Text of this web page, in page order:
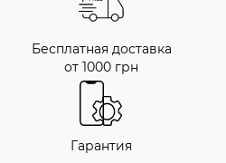
Бесплатная доставка
от 1000 грн
Гарантия